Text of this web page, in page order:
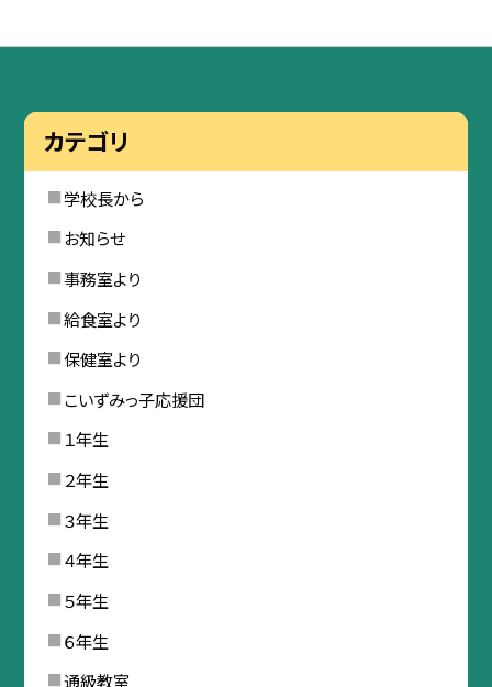
カテゴリ
学校長から
お知らせ
事務室より
給食室より
保健室より
こいずみっ子応援団
１年生
２年生
３年生
４年生
５年生
６年生
通級教室